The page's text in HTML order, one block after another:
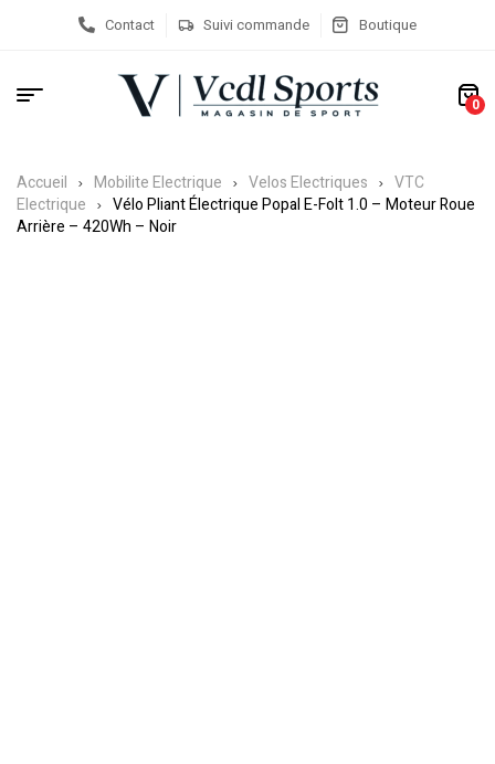
Contact Suivi commande Boutique
0
Accueil Mobilite Electrique Velos Electriques
VTC
Electrique
Vélo Pliant Électrique Popal E-Folt 1.0 – Moteur Roue
Arrière – 420Wh – Noir